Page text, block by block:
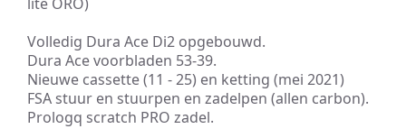
Volledig Dura Ace Di2 opgebouwd.
Dura Ace voorbladen 53-39.
Nieuwe cassette (11 - 25) en ketting (mei 2021)
FSA stuur en stuurpen en zadelpen (allen carbon).
Prologq scratch PRO zadel.